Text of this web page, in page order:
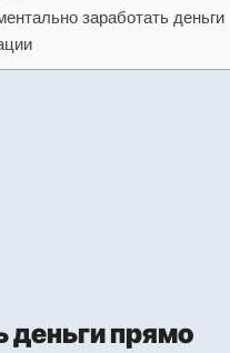
заработать деньги
деньги прямо